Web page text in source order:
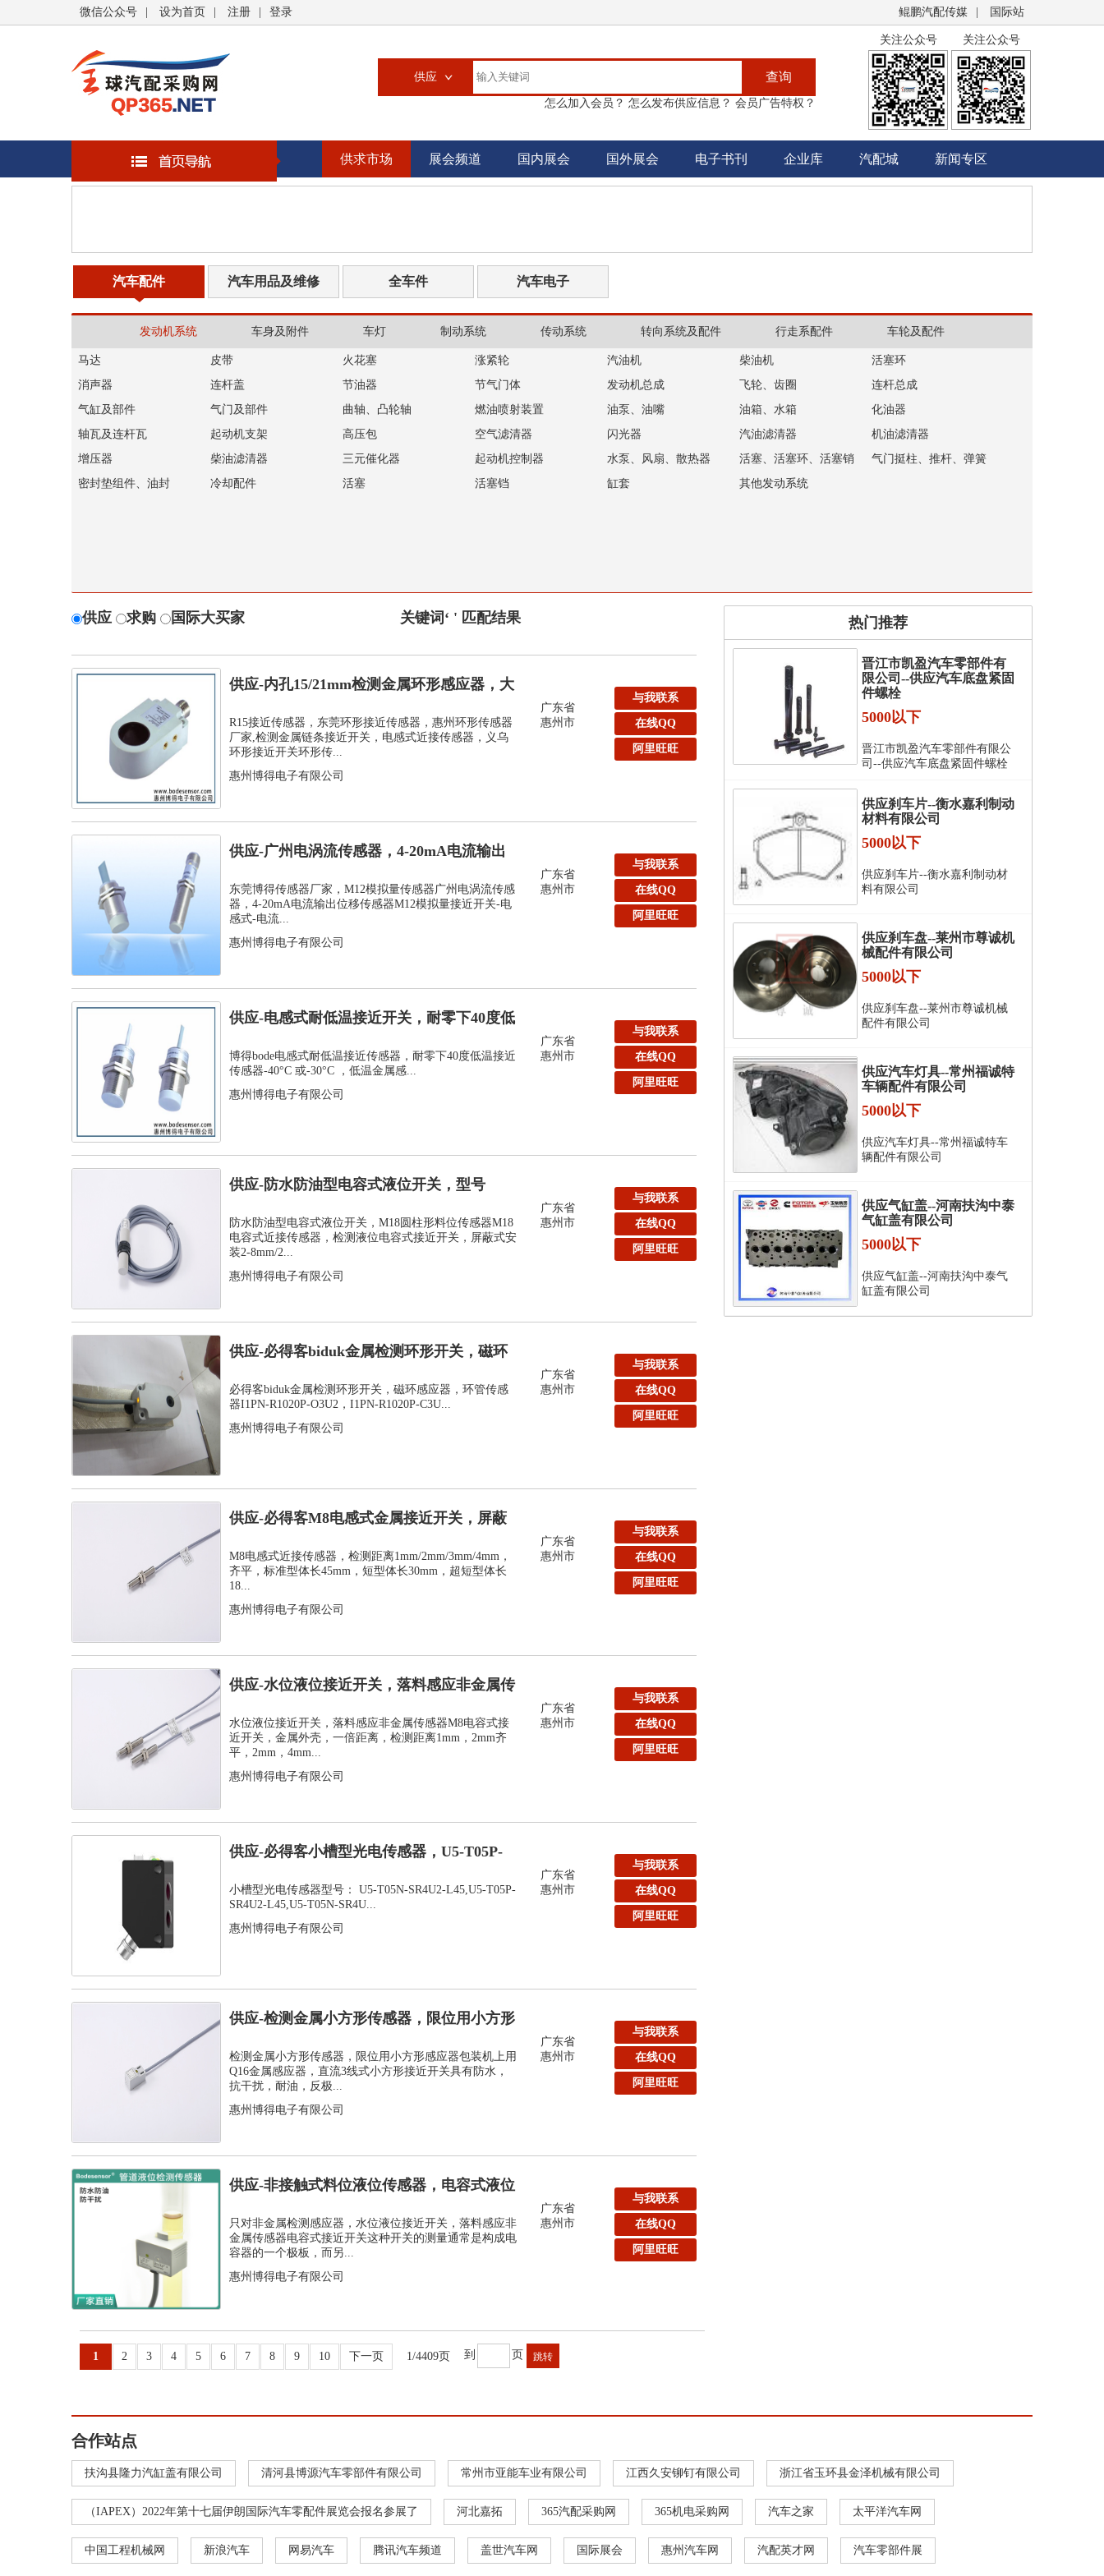
微信公众号 设为首页 注册 登录 鲲鹏汽配传媒 国际站
供应
求购
企业
书刊
查询
怎么加入会员？ 怎么发布供应信息？ 会员广告特权？
关注公众号 关注公众号
供求市场 展会频道 国内展会 国外展会 电子书刊 企业库 汽配城 新闻专区
汽车配件 汽车用品及维修 全车件 汽车电子
发动机系统 车身及附件 车灯 制动系统 传动系统 转向系统及配件 行走系配件 车轮及配件
马达 皮带 火花塞 涨紧轮 汽油机 柴油机
活塞环
消声器
连杆盖 节油器 节气门体 发动机总成 飞轮、齿圈
连杆总成
气缸及部件
气门及部件 曲轴、凸轮轴 燃油喷射装置 油泵、油嘴 油箱、水箱
化油器
轴瓦及连杆瓦
起动机支架 高压包 空气滤清器 闪光器 汽油滤清器
机油滤清器
增压器
柴油滤清器 三元催化器 起动机控制器 水泵、风扇、散热器 活塞、活塞环、活塞销
气门挺柱、推杆、弹簧
密封垫组件、油封
冷却配件 活塞 活塞铛 缸套 其他发动系统
供应 求购 国际大买家 关键词‘ ' 匹配结果
供应-内孔15/21mm检测金属环形感应器，大
孔环...
R15接近传感器，东莞环形接近传感器，惠州环形传感器
厂家,检测金属链条接近开关，电感式近接传感器，义乌
环形接近开关环形传...
惠州博得电子有限公司
广东省
惠州市
与我联系
在线QQ
阿里旺旺
供应-广州电涡流传感器，4-20mA电流输出
位移传...
东莞博得传感器厂家，M12模拟量传感器广州电涡流传感
器，4-20mA电流输出位移传感器M12模拟量接近开关-电
感式-电流...
惠州博得电子有限公司
广东省
惠州市
与我联系
在线QQ
阿里旺旺
供应-电感式耐低温接近开关，耐零下40度低
温接近传...
博得bode电感式耐低温接近传感器，耐零下40度低温接近
传感器-40°C 或-30°C ，低温金属感...
惠州博得电子有限公司
广东省
惠州市
与我联系
在线QQ
阿里旺旺
供应-防水防油型电容式液位开关，型号
C1PF- M...
防水防油型电容式液位开关，M18圆柱形料位传感器M18
电容式近接传感器，检测液位电容式接近开关，屏蔽式安
装2-8mm/2...
惠州博得电子有限公司
广东省
惠州市
与我联系
在线QQ
阿里旺旺
供应-必得客biduk金属检测环形开关，磁环
感应器...
必得客biduk金属检测环形开关，磁环感应器，环管传感
器I1PN-R1020P-O3U2，I1PN-R1020P-C3U...
惠州博得电子有限公司
广东省
惠州市
与我联系
在线QQ
阿里旺旺
供应-必得客M8电感式金属接近开关，屏蔽
式安装检测...
M8电感式近接传感器，检测距离1mm/2mm/3mm/4mm，
齐平，标准型体长45mm，短型体长30mm，超短型体长
18...
惠州博得电子有限公司
广东省
惠州市
与我联系
在线QQ
阿里旺旺
供应-水位液位接近开关，落料感应非金属传
感器
水位液位接近开关，落料感应非金属传感器M8电容式接
近开关，金属外壳，一倍距离，检测距离1mm，2mm齐
平，2mm，4mm...
惠州博得电子有限公司
广东省
惠州市
与我联系
在线QQ
阿里旺旺
供应-必得客小槽型光电传感器，U5-T05P-
SR...
小槽型光电传感器型号： U5-T05N-SR4U2-L45,U5-T05P-
SR4U2-L45,U5-T05N-SR4U...
惠州博得电子有限公司
广东省
惠州市
与我联系
在线QQ
阿里旺旺
供应-检测金属小方形传感器，限位用小方形
感应器
检测金属小方形传感器，限位用小方形感应器包装机上用
Q16金属感应器，直流3线式小方形接近开关具有防水，
抗干扰，耐油，反极...
惠州博得电子有限公司
广东省
惠州市
与我联系
在线QQ
阿里旺旺
供应-非接触式料位液位传感器，电容式液位
开关
只对非金属检测感应器，水位液位接近开关，落料感应非
金属传感器电容式接近开关这种开关的测量通常是构成电
容器的一个极板，而另...
惠州博得电子有限公司
广东省
惠州市
与我联系
在线QQ
阿里旺旺
1 2 3 4 5 6 7 8 9 10 下一页 1/4409页 到 页
热门推荐
晋江市凯盈汽车零部件有
限公司--供应汽车底盘紧固
件螺栓
5000以下
晋江市凯盈汽车零部件有限公
司--供应汽车底盘紧固件螺栓
供应刹车片--衡水嘉利制动
材料有限公司
5000以下
供应刹车片--衡水嘉利制动材
料有限公司
供应刹车盘--莱州市尊诚机
械配件有限公司
5000以下
供应刹车盘--莱州市尊诚机械
配件有限公司
供应汽车灯具--常州福诚特
车辆配件有限公司
5000以下
供应汽车灯具--常州福诚特车
辆配件有限公司
供应气缸盖--河南扶沟中泰
气缸盖有限公司
5000以下
供应气缸盖--河南扶沟中泰气
缸盖有限公司
合作站点
扶沟县隆力汽缸盖有限公司 清河县博源汽车零部件有限公司 常州市亚能车业有限公司 江西久安铆钉有限公司 浙江省玉环县金泽机械有限公司
（IAPEX）2022年第十七届伊朗国际汽车零配件展览会报名参展了 河北嘉拓 365汽配采购网 365机电采购网 汽车之家 太平洋汽车网
中国工程机械网 新浪汽车 网易汽车 腾讯汽车频道 盖世汽车网 国际展会 惠州汽车网 汽配英才网 汽车零部件展